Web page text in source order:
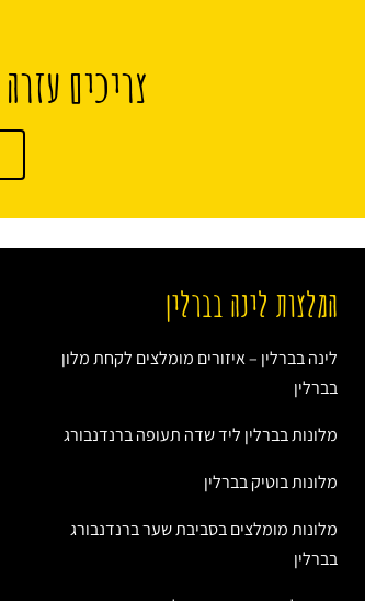
צריכים
המלצות לינה בברלין
לינה בברלין – איזורים מומלצים לקחת מלון
בברלין
מלונות בברלין ליד שדה תעופה ברנדנבורג
מלונות בוטיק בברלין
מלונות מומלצים בסביבת שער ברנדנבורג
בברלין